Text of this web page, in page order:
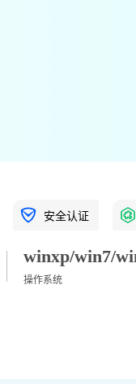
安全认证
操作系统